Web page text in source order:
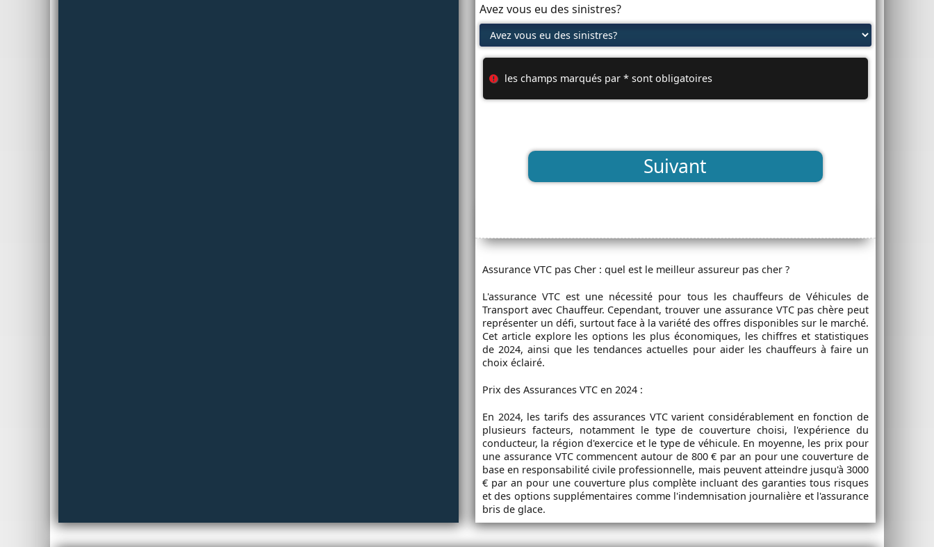
Avez vous eu des sinistres?
les champs marqués par * sont obligatoires
Suivant
Assurance VTC pas Cher : quel est le meilleur assureur pas cher ?
L'assurance VTC est une nécessité pour tous les chauffeurs de Véhicules de
Transport avec Chauffeur. Cependant, trouver une assurance VTC pas chère peut
représenter un défi, surtout face à la variété des offres disponibles sur le marché.
Cet article explore les options les plus économiques, les chiffres et statistiques
de 2024, ainsi que les tendances actuelles pour aider les chauffeurs à faire un
choix éclairé.
Prix des Assurances VTC en 2024 :
En 2024, les tarifs des assurances VTC varient considérablement en fonction de
plusieurs facteurs, notamment le type de couverture choisi, l'expérience du
conducteur, la région d'exercice et le type de véhicule. En moyenne, les prix pour
une assurance VTC commencent autour de 800 € par an pour une couverture de
base en responsabilité civile professionnelle, mais peuvent atteindre jusqu'à 3000
€ par an pour une couverture plus complète incluant des garanties tous risques
et des options supplémentaires comme l'indemnisation journalière et l'assurance
bris de glace.